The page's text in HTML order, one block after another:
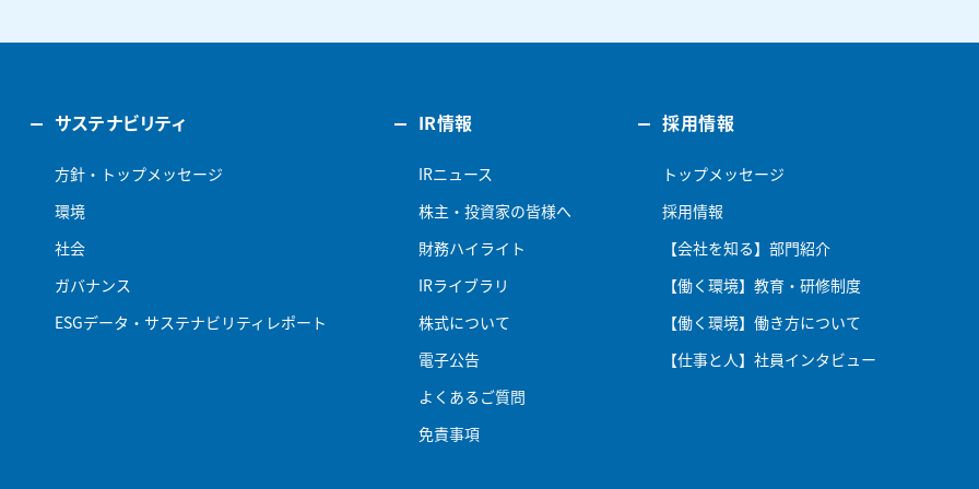
サステナビリティ
方針・トップメッセージ
環境
社会
ガバナンス
ESGデータ・サステナビリティレポート
IR情報
IRニュース
株主・投資家の皆様へ
財務ハイライト
IRライブラリ
株式について
電子公告
よくあるご質問
免責事項
採用情報
トップメッセージ
採用情報
【会社を知る】部門紹介
【働く環境】教育・研修制度
【働く環境】働き方について
【仕事と人】社員インタビュー